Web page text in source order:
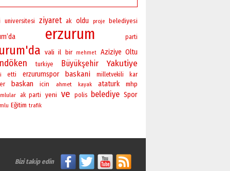
universitesi ziyaret ak oldu proje belediyesi
erzurum parti
vali il bir mehmet Aziziye Oltu
turkiye Büyükşehir Yakutiye
etti erzurumspor baskani milletvekili kar
baskan icin ahmet kayak ataturk mhp
ak parti yeni ve polis belediye Spor
Eğitim trafik
Bizi takip edin